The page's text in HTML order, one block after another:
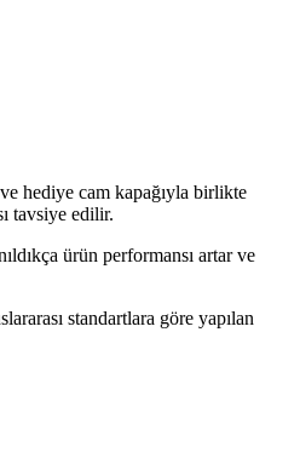
hediye cam kapağıyla birlikte
tavsiye edilir.
ürün performansı artar ve
standartlara göre yapılan